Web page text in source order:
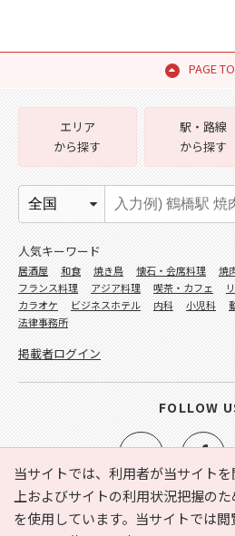
PAGE
当サイトでは、利用者が当サイト
上およびサイトの利用状況把握の
を使用しています。当サイトでは
e-NAVITA（イーナビタ）とは？
エリア
から探す
駅・路線
から探す
人気キーワード
居酒屋 和食 焼き鳥 懐石・会席料理 焼
フランス料理
アジア料理 喫茶・カフェ
カラオケ
ビジネスホテル 内科 小児科
法律事務所
掲載者ログイン
FOLLOW